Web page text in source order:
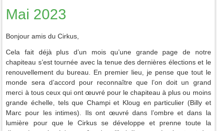
Mai 2023
Bonjour amis du Cirkus,
Cela fait déjà plus d’un mois qu’une grande page de notre
chapiteau s’est tournée avec la tenue des dernières élections et le
renouvellement du bureau. En premier lieu, je pense que tout le
monde sera d’accord pour reconnaître que l’on doit un grand
merci à tous ceux qui ont œuvré pour le chapiteau à plus ou moins
grande échelle, tels que Champi et Kloug en particulier (Billy et
Marc pour les intimes). Ils ont œuvré dans l’ombre et dans la
lumière pour que le Cirkus se développe et prenne toute la